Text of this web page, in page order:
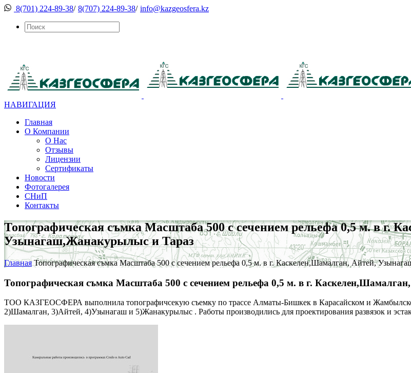
8(701) 224-89-38/ 8(707) 224-89-38/ info@kazgeosfera.kz
НАВИГАЦИЯ
Главная
О Компании
О Нас
Отзывы
Лицензии
Сертификаты
Новости
Фотогалерея
СНиП
Контакты
Топографическая съмка Масштаба 500 с сечением рельефа 0,5 м. в г.
Узынагаш,Жанакурылыс и Тараз
Главная Топографическая съмка Масштаба 500 с сечением рельефа 0,5 м. в г. Каскелен,Шамалган, Айтей,
Топографическая съмка Масштаба 500 с сечением рельефа 0,5 м. в г.
ТОО КАЗГЕОСФЕРА выполнила топографичсекую съемку по трассе Алматы-Бишкек в Карасайском и
2)Шамалган, 3)Айтей, 4)Узынагаш и 5)Жанакурылыс . Работы производились для проектирования развязок и